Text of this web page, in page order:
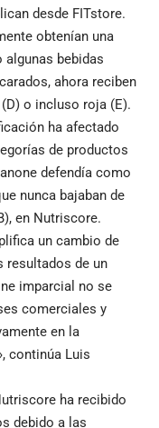
desde FITstore.
obtenían una
bebidas
ahora reciben
o incluso roja (E).
ha afectado
de productos
defendía como
nunca bajaban de
en Nutriscore.
un cambio de
resultados de un
imparcial no se
comerciales y
en la
continúa Luis
ha recibido
debido a las